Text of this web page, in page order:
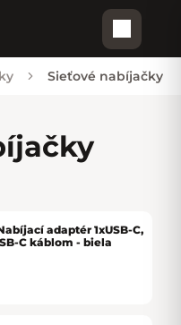
Sieťové nabíjačky
adaptér 1xUSB-C,
C káblom - biela